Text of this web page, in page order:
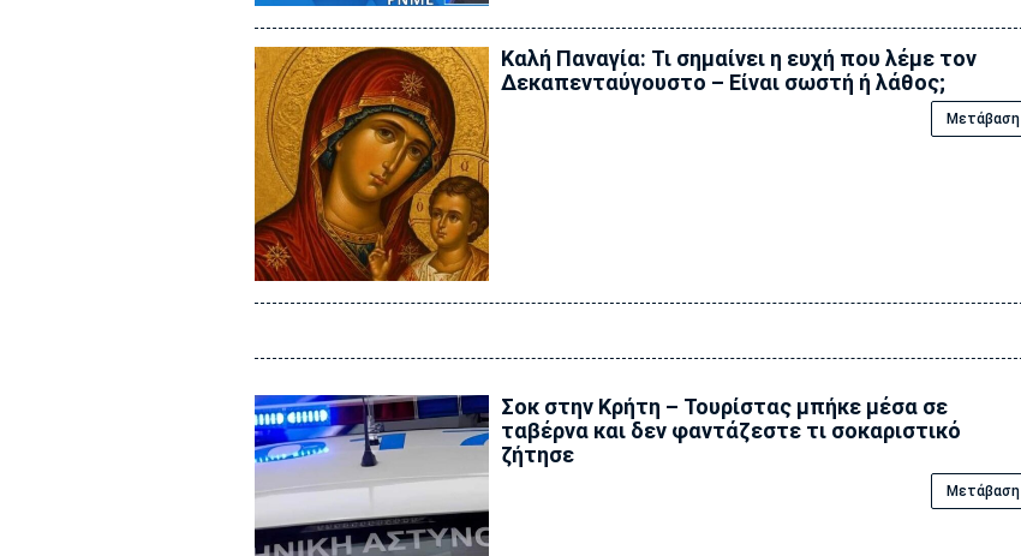
Καλή Παναγία: Τι σημαίνει η ευχή που λέμε τον
Δεκαπενταύγουστο – Είναι σωστή ή λάθος;
Μετάβαση
Σοκ στην Κρήτη – Τουρίστας μπήκε μέσα σε
ταβέρνα και δεν φαντάζεστε τι σοκαριστικό
ζήτησε
Μετάβαση